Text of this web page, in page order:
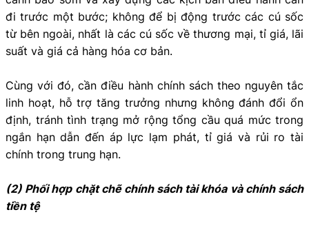
đi trước một bước; không để bị động trước các cú sốc
từ bên ngoài, nhất là các cú sốc về thương mại, tỉ giá, lãi
suất và giá cả hàng hóa cơ bản.
Cùng với đó, cần điều hành chính sách theo nguyên tắc
linh hoạt, hỗ trợ tăng trưởng nhưng không đánh đổi ổn
định, tránh tình trạng mở rộng tổng cầu quá mức trong
ngắn hạn dẫn đến áp lực lạm phát, tỉ giá và rủi ro tài
chính trong trung hạn.
(2) Phối hợp chặt chẽ chính sách tài khóa và chính sách
tiền tệ